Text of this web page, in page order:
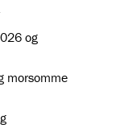
og
morsomme